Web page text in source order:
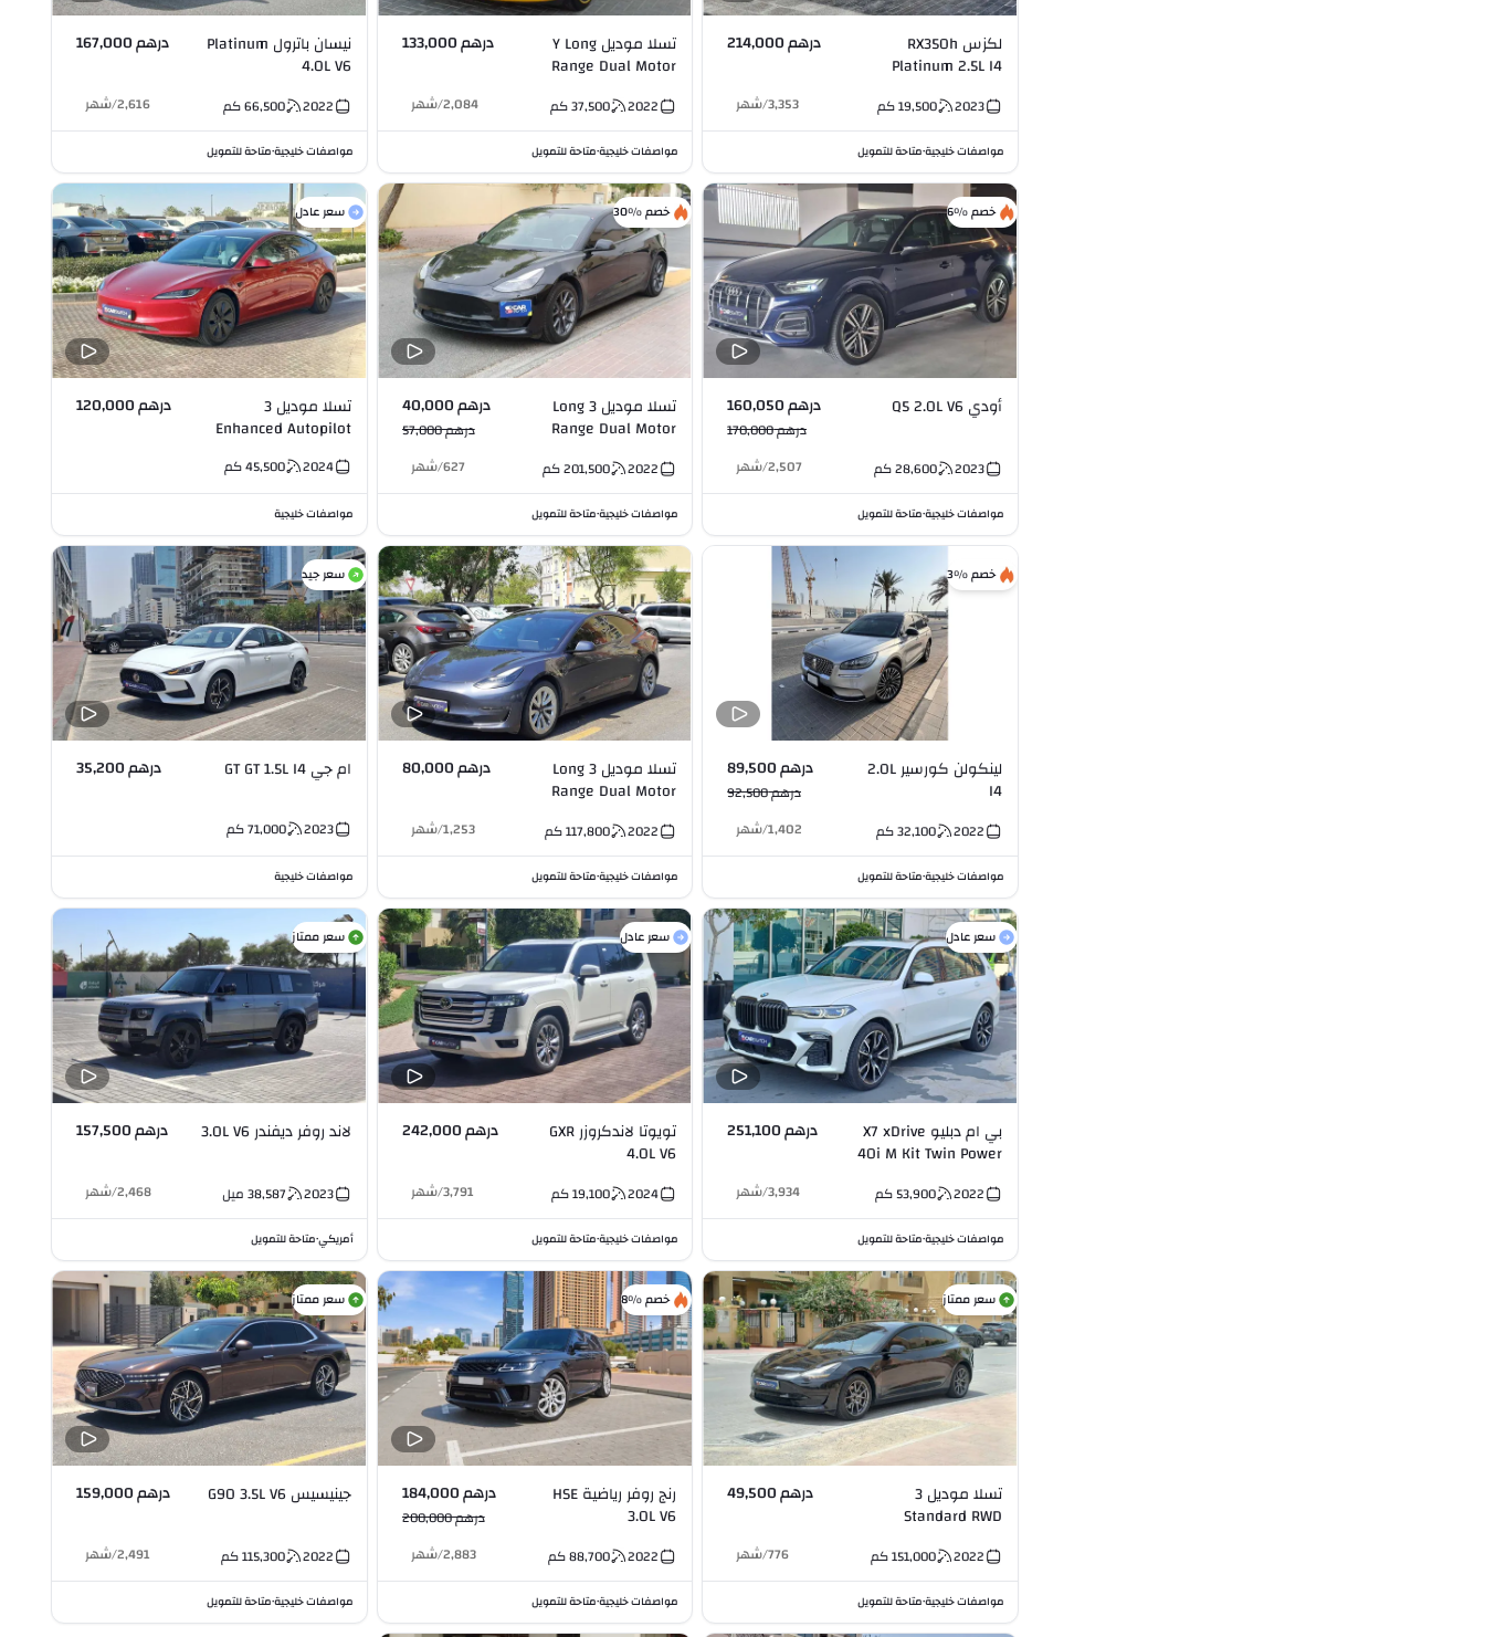
لكزس RX350h
Platinum 2.5L I4
درهم 214,000
2023
19,500كم 3,353
/شهر
مواصفات خليجية•متاحة للتمويل
تسلا موديل Y Long
Range Dual Motor
درهم 133,000
2022
37,500كم 2,084
/شهر
مواصفات خليجية•متاحة للتمويل
نيسان باترول Platinum
4.0L V6
درهم 167,000
2022
66,500كم 2,616
/شهر
مواصفات خليجية•متاحة للتمويل
خصم %6
أودي Q5 2.0L V6 درهم 160,050
درهم 170,000
2023
28,600كم 2,507
/شهر
مواصفات خليجية•متاحة للتمويل
خصم %30
تسلا موديل 3 Long
Range Dual Motor
درهم 40,000
درهم 57,000
2022
201,500كم 627
/شهر
مواصفات خليجية•متاحة للتمويل
سعر عادل
تسلا موديل 3
Enhanced Autopilot
درهم 120,000
2024
45,500كم
مواصفات خليجية
خصم %3
لينكولن كورسير 2.0L
I4
درهم 89,500
درهم 92,500
2022
32,100كم 1,402
/شهر
مواصفات خليجية•متاحة للتمويل
تسلا موديل 3 Long
Range Dual Motor
درهم 80,000
2022
117,800كم 1,253
/شهر
مواصفات خليجية•متاحة للتمويل
سعر جيد
ام جي GT GT 1.5L I4 درهم 35,200
2023
71,000كم
مواصفات خليجية
سعر عادل
بي ام دبليو X7 xDrive
40i M Kit Twin Power
درهم 251,100
2022
53,900كم 3,934
/شهر
مواصفات خليجية•متاحة للتمويل
سعر عادل
تويوتا لاندكروزر GXR
4.0L V6
درهم 242,000
2024
19,100كم 3,791
/شهر
مواصفات خليجية•متاحة للتمويل
سعر ممتاز
لاند روفر ديفندر 3.0L V6 درهم 157,500
2023
38,587ميل 2,468
/شهر
أمريكي•متاحة للتمويل
سعر ممتاز
تسلا موديل 3
Standard RWD
درهم 49,500
2022
151,000كم 776
/شهر
مواصفات خليجية•متاحة للتمويل
خصم %8
رنج روفر رياضية HSE
3.0L V6
درهم 184,000
درهم 200,000
2022
88,700كم 2,883
/شهر
مواصفات خليجية•متاحة للتمويل
سعر ممتاز
جينيسيس G90 3.5L V6 درهم 159,000
2022
115,300كم 2,491
/شهر
مواصفات خليجية•متاحة للتمويل